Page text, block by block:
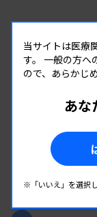
チー
当サイトは医療
す。 一般の方へ
ので、あらかじ
あな
※「いいえ」を選択